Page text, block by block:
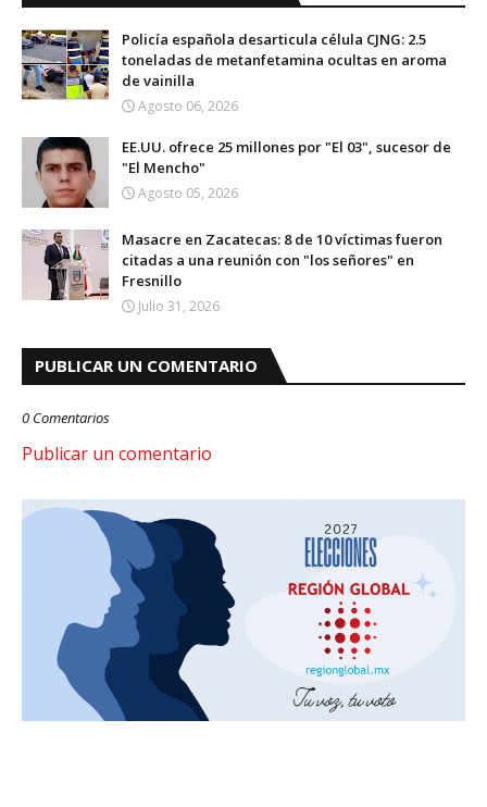
Policía española desarticula célula CJNG: 2.5
toneladas de metanfetamina ocultas en aroma
de vainilla
Agosto 06, 2026
EE.UU. ofrece 25 millones por "El 03", sucesor de
"El Mencho"
Agosto 05, 2026
Masacre en Zacatecas: 8 de 10 víctimas fueron
citadas a una reunión con "los señores" en
Fresnillo
Julio 31, 2026
PUBLICAR UN COMENTARIO
0 Comentarios
Publicar un comentario